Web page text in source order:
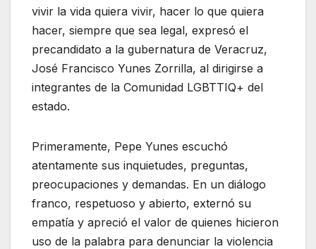
vivir la vida quiera vivir, hacer lo que quiera
hacer, siempre que sea legal, expresó el
precandidato a la gubernatura de Veracruz,
José Francisco Yunes Zorrilla, al dirigirse a
integrantes de la Comunidad LGBTTIQ+ del
estado.
Primeramente, Pepe Yunes escuchó
atentamente sus inquietudes, preguntas,
preocupaciones y demandas. En un diálogo
franco, respetuoso y abierto, externó su
empatía y apreció el valor de quienes hicieron
uso de la palabra para denunciar la violencia